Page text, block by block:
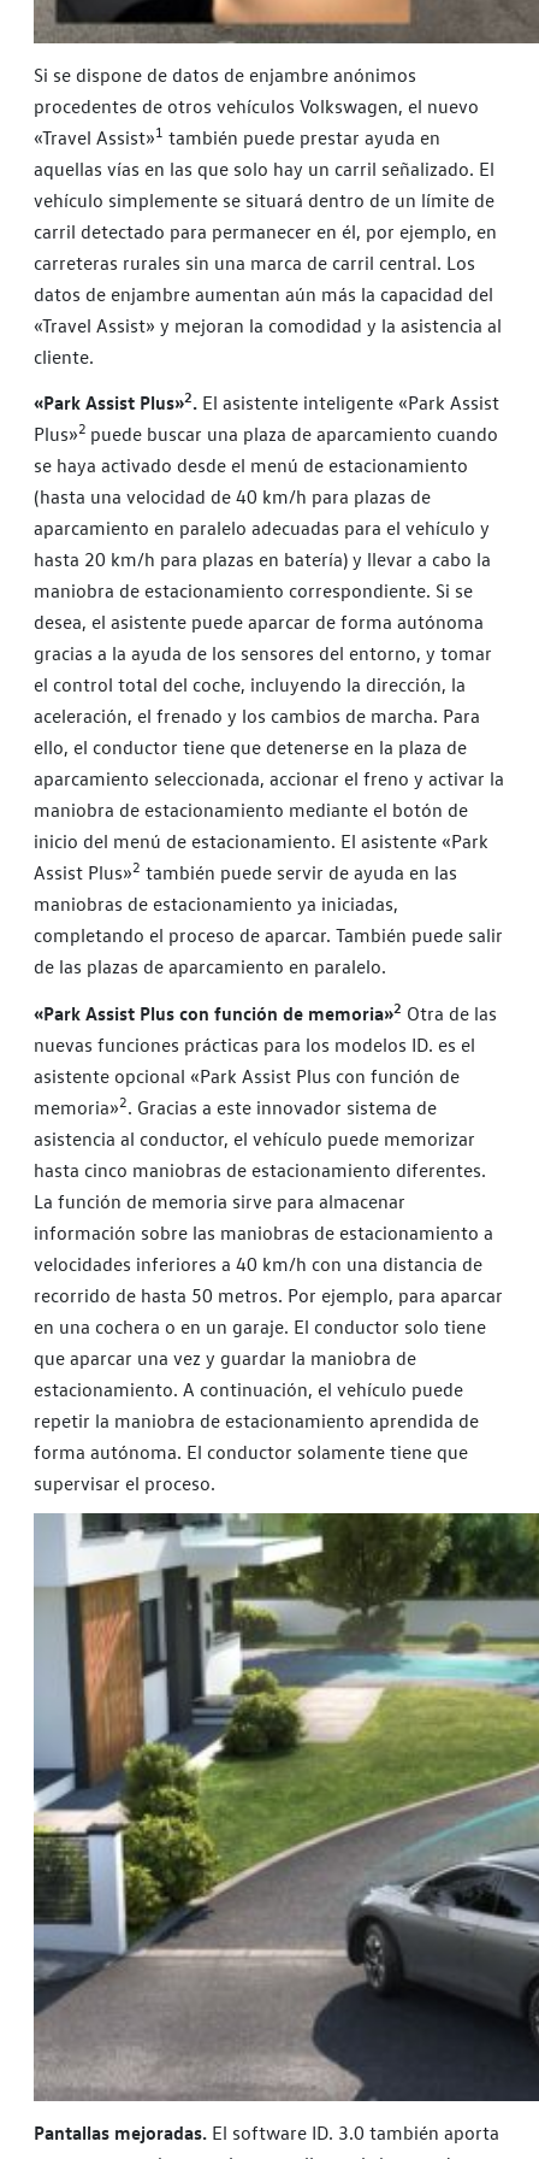
Si se dispone de datos de enjambre anónimos
procedentes de otros vehículos Volkswagen, el nuevo
«Travel Assist»1 también puede prestar ayuda en
aquellas vías en las que solo hay un carril señalizado. El
vehículo simplemente se situará dentro de un límite de
carril detectado para permanecer en él, por ejemplo, en
carreteras rurales sin una marca de carril central. Los
datos de enjambre aumentan aún más la capacidad del
«Travel Assist» y mejoran la comodidad y la asistencia al
cliente.
«Park Assist Plus»2. El asistente inteligente «Park Assist
Plus»2 puede buscar una plaza de aparcamiento cuando
se haya activado desde el menú de estacionamiento
(hasta una velocidad de 40 km/h para plazas de
aparcamiento en paralelo adecuadas para el vehículo y
hasta 20 km/h para plazas en batería) y llevar a cabo la
maniobra de estacionamiento correspondiente. Si se
desea, el asistente puede aparcar de forma autónoma
gracias a la ayuda de los sensores del entorno, y tomar
el control total del coche, incluyendo la dirección, la
aceleración, el frenado y los cambios de marcha. Para
ello, el conductor tiene que detenerse en la plaza de
aparcamiento seleccionada, accionar el freno y activar la
maniobra de estacionamiento mediante el botón de
inicio del menú de estacionamiento. El asistente «Park
Assist Plus»2 también puede servir de ayuda en las
maniobras de estacionamiento ya iniciadas,
completando el proceso de aparcar. También puede salir
de las plazas de aparcamiento en paralelo.
«Park Assist Plus con función de memoria»2 Otra de las
nuevas funciones prácticas para los modelos ID. es el
asistente opcional «Park Assist Plus con función de
memoria»2. Gracias a este innovador sistema de
asistencia al conductor, el vehículo puede memorizar
hasta cinco maniobras de estacionamiento diferentes.
La función de memoria sirve para almacenar
información sobre las maniobras de estacionamiento a
velocidades inferiores a 40 km/h con una distancia de
recorrido de hasta 50 metros. Por ejemplo, para aparcar
en una cochera o en un garaje. El conductor solo tiene
que aparcar una vez y guardar la maniobra de
estacionamiento. A continuación, el vehículo puede
repetir la maniobra de estacionamiento aprendida de
forma autónoma. El conductor solamente tiene que
supervisar el proceso.
Pantallas mejoradas. El software ID. 3.0 también aporta